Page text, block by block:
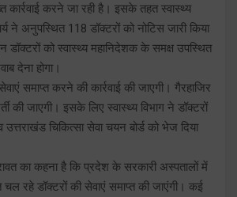
करने जा रही है। इसके तहत स्वास्थ्य
ने अनुपस्थित 118 डॉक्टरों को नोटिस जारी किया
डॉक्टरों को स्वास्थ्य महानिदेशक के समक्ष उपस्थित
देना होगा।
समाप्त करने की कार्रवाई की जाएगी। गैरहाजिर
की जाएगी। इसके लिए स्वास्थ्य विभाग ने डॉक्टरों
चिकित्सा सेवा चयन बोर्ड को भेज दिया
का कहना है कि प्रदेश के सरकारी अस्पतालों में
रहे डॉक्टरों की सेवाएं समाप्त की जाएंगी। कई